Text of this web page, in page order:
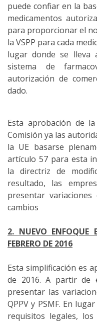
puede confiar en la
medicamentos
para proporcionar el
la VSPP para cada
lugar donde se lleva
sistema de
autorización de
dado.
Esta aprobación de
Comisión ya las
la UE basarse
artículo 57 para esta
la directriz de
resultado, las
presentar
cambios
2. NUEVO ENFOQUE
FEBRERO DE 2016
Esta simplificación es
de 2016. A partir de
presentar las
QPPV y PSMF. En
requisitos legales,